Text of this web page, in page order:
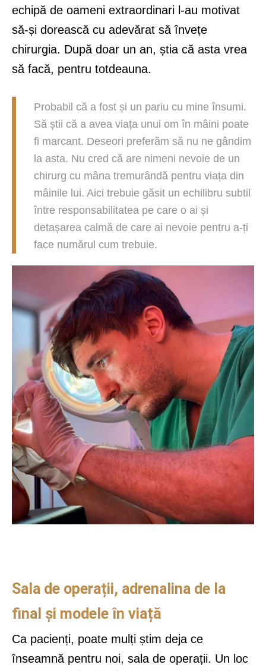
echipă de oameni extraordinari l-au motivat
să-și dorească cu adevărat să învețe
chirurgia. După doar un an, știa că asta vrea
să facă, pentru totdeauna.
Probabil că a fost și un pariu cu mine însumi.
Să știi că a avea viața unui om în mâini poate
fi marcant. Deseori preferăm să nu ne gândim
la asta. Nu cred că are nimeni nevoie de un
chirurg cu mâna tremurândă pentru viața din
mâinile lui. Aici trebuie găsit un echilibru subtil
între responsabilitatea pe care o ai și
detașarea calmă de care ai nevoie pentru a-ți
face numărul cum trebuie.
Sala de operații, adrenalina de la
final și modele în viață
Ca pacienți, poate mulți știm deja ce
înseamnă pentru noi, sala de operații. Un loc